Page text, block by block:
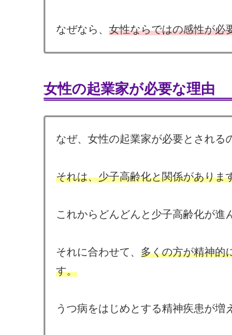
なぜなら、 女性ならではの感性が必
女性の起業家が必要な理由
なぜ、女性の起業家が必要とされる
それは、少子高齢化と関係がありま
これからどんどんと少子高齢化が進
それに合わせて、 多くの方が精神的
す。
うつ病をはじめとする精神疾患が増